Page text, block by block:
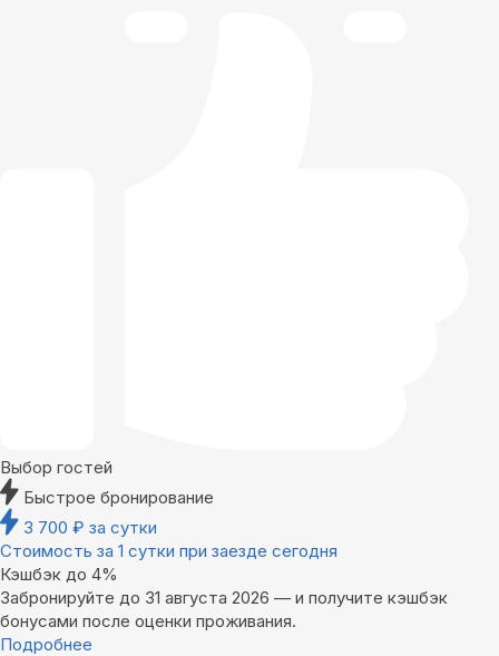
Выбор гостей
Быстрое бронирование
3 700 ₽ за сутки
Стоимость за 1 сутки при заезде сегодня
Кэшбэк до 4%
Забронируйте до 31 августа 2026 — и получите кэшбэк
бонусами после оценки проживания.
Подробнее